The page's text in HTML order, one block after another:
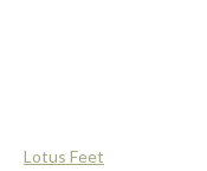
Lotus Feet